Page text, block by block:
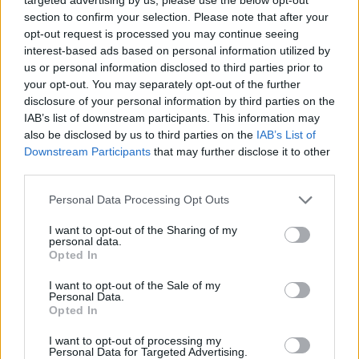
section to confirm your selection. Please note that after your
opt-out request is processed you may continue seeing
interest-based ads based on personal information utilized by
us or personal information disclosed to third parties prior to
your opt-out. You may separately opt-out of the further
disclosure of your personal information by third parties on the
IAB’s list of downstream participants. This information may
also be disclosed by us to third parties on the IAB’s List of
Downstream Participants that may further disclose it to other
Personal Data Processing Opt Outs
I want to opt-out of the Sharing of my
personal data.
Opted In
I want to opt-out of the Sale of my
Personal Data.
Opted In
I want to opt-out of processing my
Personal Data for Targeted Advertising.
V EkoListu 5/2000 byl zveřejněn článek "Zvýší se těžba v Českém
krasu?", který se z velké části zabývá těžbou ve Velkolomu Čertovy
schody - západ. Firma prý zažádala rozšíření dobývacího prostoru
a těžba se má radikálně zvýšit. K dokumentaci dle zákona 244/Sb. o
vlivu na životní prostředí M. Štingl z Dětí Země říká: "Ta
dokumentace je nedostatečně zpracována, chybí například
biologický průzkum".
Šárka Kokošková: Kůrovec není jediným problémem
Šumavy
1.6.2000
mohla vyjádřit to, co mne návštěvou Šumavy vyděsilo, rozčílilo i
zapadly do úrodné půdy, aby jste se vy, kteří víte, kam tyto a řádky
podobné nasměrovat, pomohli mně, ale hlavně Šumavě a jistě
našemu celému pohraničí někoho kompetentního konečně
Viktor Třebický: Sklo je stále tou nejlepší ze špatných
26.5.2000